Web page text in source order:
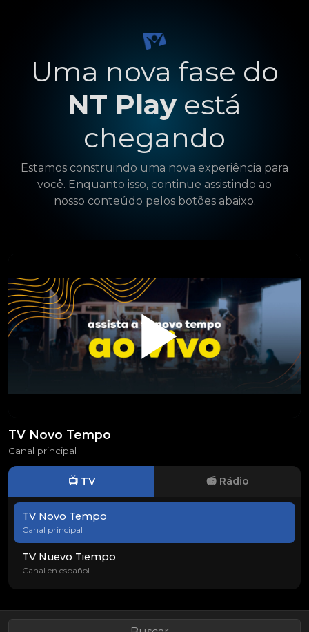
Uma nova fase do
NT Play está
chegando
Estamos construindo uma nova experiência para
você. Enquanto isso, continue assistindo ao
nosso conteúdo pelos botões abaixo.
TV Novo Tempo
Canal principal
📺 TV 📻 Rádio
TV Novo Tempo
Canal principal
TV Nuevo Tiempo
Canal en español